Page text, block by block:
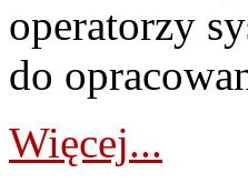
operatorzy
do
Więcej...